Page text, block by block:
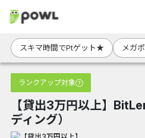
スキマ時間でPtゲット★ メガ
ランクアップ対象
【貸出3万円以上】
ディング）